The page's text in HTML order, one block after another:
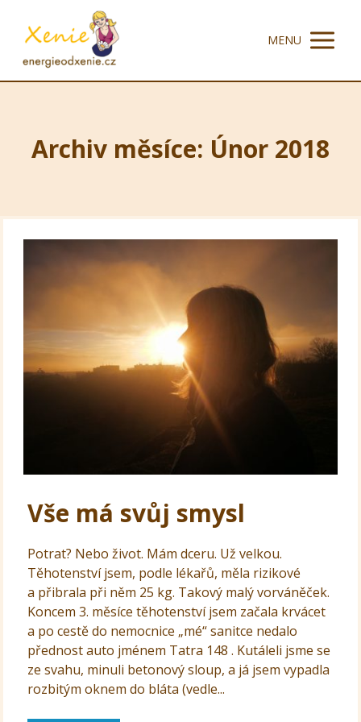
MENU
Archiv měsíce: Únor 2018
Vše má svůj smysl
Potrat? Nebo život. Mám dceru. Už velkou.
Těhotenství jsem, podle lékařů, měla rizikové
a přibrala při něm 25 kg. Takový malý vorváněček.
Koncem 3. měsíce těhotenství jsem začala krvácet
a po cestě do nemocnice „mé“ sanitce nedalo
přednost auto jménem Tatra 148 . Kutáleli jsme se
ze svahu, minuli betonový sloup, a já jsem vypadla
rozbitým oknem do bláta (vedle...